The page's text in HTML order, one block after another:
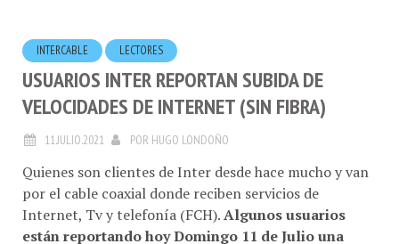
INTERCABLE LECTORES
USUARIOS INTER REPORTAN SUBIDA DE
VELOCIDADES DE INTERNET (SIN FIBRA)
por el cable coaxial donde reciben servicios de
Internet, Tv y telefonía (FCH).Algunos usuarios
están reportando hoy Domingo 11 de Julio una